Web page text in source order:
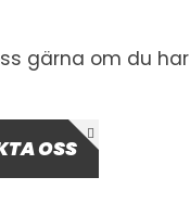
gärna om du har
OSS